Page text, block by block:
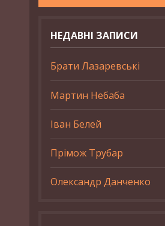
НЕДАВНІ ЗАПИСИ
Брати Лазаревські
Мартин Небаба
Іван Белей
Прімож Трубар
Олександр Данченко